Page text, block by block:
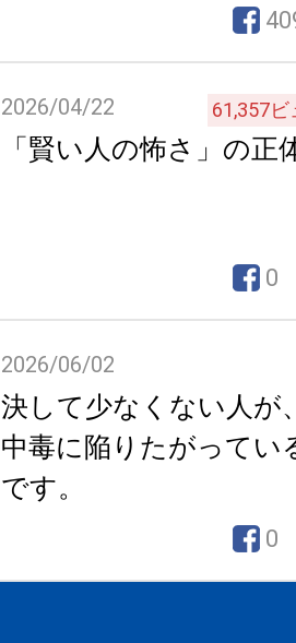
2026/04/22 61,357ビ
「賢い人の怖さ」の正
0
2026/06/02
決して少なくない人が
中毒に陥りたがってい
です。
0